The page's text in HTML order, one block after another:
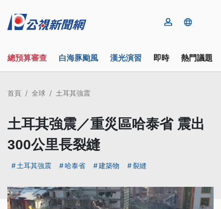
總預算審查 白海豚颱風 漢光演習 即時 熱門議題
首頁 全球 土耳其強震
土耳其強震／重災區哈泰省 震出
300公里長裂縫
土耳其強震 哈泰省 建築物 裂縫